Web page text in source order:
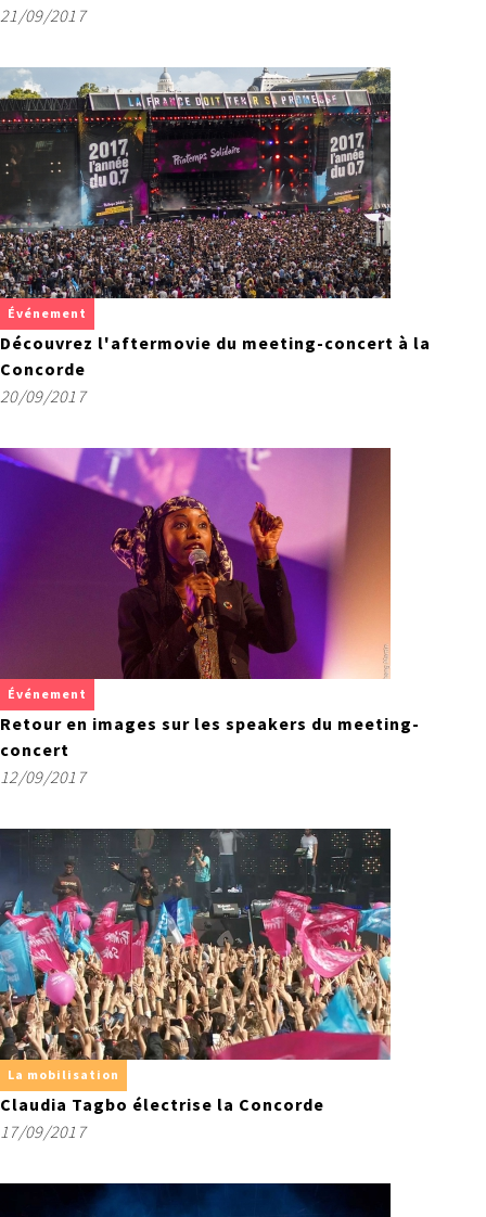
21/09/2017
Événement
Découvrez l'aftermovie du meeting-concert à la
Concorde
20/09/2017
Événement
Retour en images sur les speakers du meeting-
concert
12/09/2017
La mobilisation
Claudia Tagbo électrise la Concorde
17/09/2017